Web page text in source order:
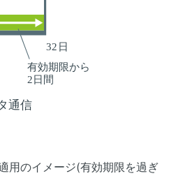
用のイメージ(有効期限を過ぎ